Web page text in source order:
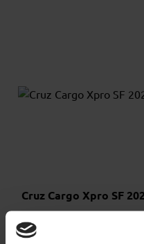
Cruz Cargo Xpro SF
Cruz Cargo Xpro SF
stalowymi, owalnymi i